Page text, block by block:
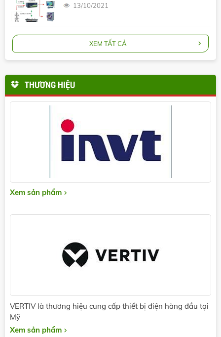
13/10/2021
XEM TẤT CẢ
THƯƠNG HIỆU
Xem sản phẩm
VERTIV là thương hiệu cung cấp thiết bị điện hàng đầu tại
Mỹ
Xem sản phẩm